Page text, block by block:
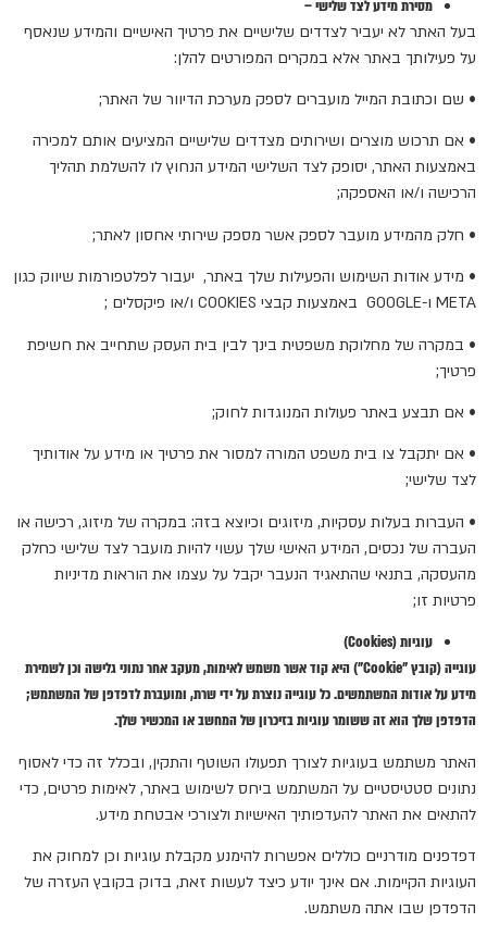
מסירת מידע לצד שלישי –
בעל האתר לא יעביר לצדדים שלישיים את פרטיך האישיים והמידע שנאסף
על פעילותך באתר אלא במקרים המפורטים להלן:
• שם וכתובת המייל מועברים לספק מערכת הדיוור של האתר;
• אם תרכוש מוצרים ושירותים מצדדים שלישיים המציעים אותם למכירה
באמצעות האתר, יסופק לצד השלישי המידע הנחוץ לו להשלמת תהליך
הרכישה ו/או האספקה;
• חלק מהמידע מועבר לספק אשר מספק שירותי אחסון לאתר;
• מידע אודות השימוש והפעילות שלך באתר, יעבור לפלטפורמות שיווק כגון
META ו-GOOGLE באמצעות קבצי COOKIES ו/או פיקסלים ;
• במקרה של מחלוקת משפטית בינך לבין בית העסק שתחייב את חשיפת
פרטיך;
• אם תבצע באתר פעולות המנוגדות לחוק;
• אם יתקבל צו בית משפט המורה למסור את פרטיך או מידע על אודותיך
לצד שלישי;
• העברות בעלות עסקיות, מיזוגים וכיוצא בזה: במקרה של מיזוג, רכישה או
העברה של נכסים, המידע האישי שלך עשוי להיות מועבר לצד שלישי כחלק
מהעסקה, בתנאי שהתאגיד הנעבר יקבל על עצמו את הוראות מדיניות
פרטיות זו;
עוגיות (Cookies
)
עוגייה (קובץ "Cookie") היא קוד אשר משמש לאימות, מעקב אחר נתוני גלישה וכן לשמירת
מידע על אודות המשתמשים. כל עוגייה נוצרת על ידי שרת, ומועברת לדפדפן של המשתמש;
הדפדפן שלך הוא זה ששומר עוגיות בזיכרון של המחשב או המכשיר שלך.
האתר משתמש בעוגיות לצורך תפעולו השוטף והתקין, ובכלל זה כדי לאסוף
נתונים סטטיסטיים על המשתמש ביחס לשימוש באתר, לאימות פרטים, כדי
להתאים את האתר להעדפותיך האישיות ולצורכי אבטחת מידע.
דפדפנים מודרניים כוללים אפשרות להימנע מקבלת עוגיות וכן למחוק את
העוגיות הקיימות. אם אינך יודע כיצד לעשות זאת, בדוק בקובץ העזרה של
הדפדפן שבו אתה משתמש.